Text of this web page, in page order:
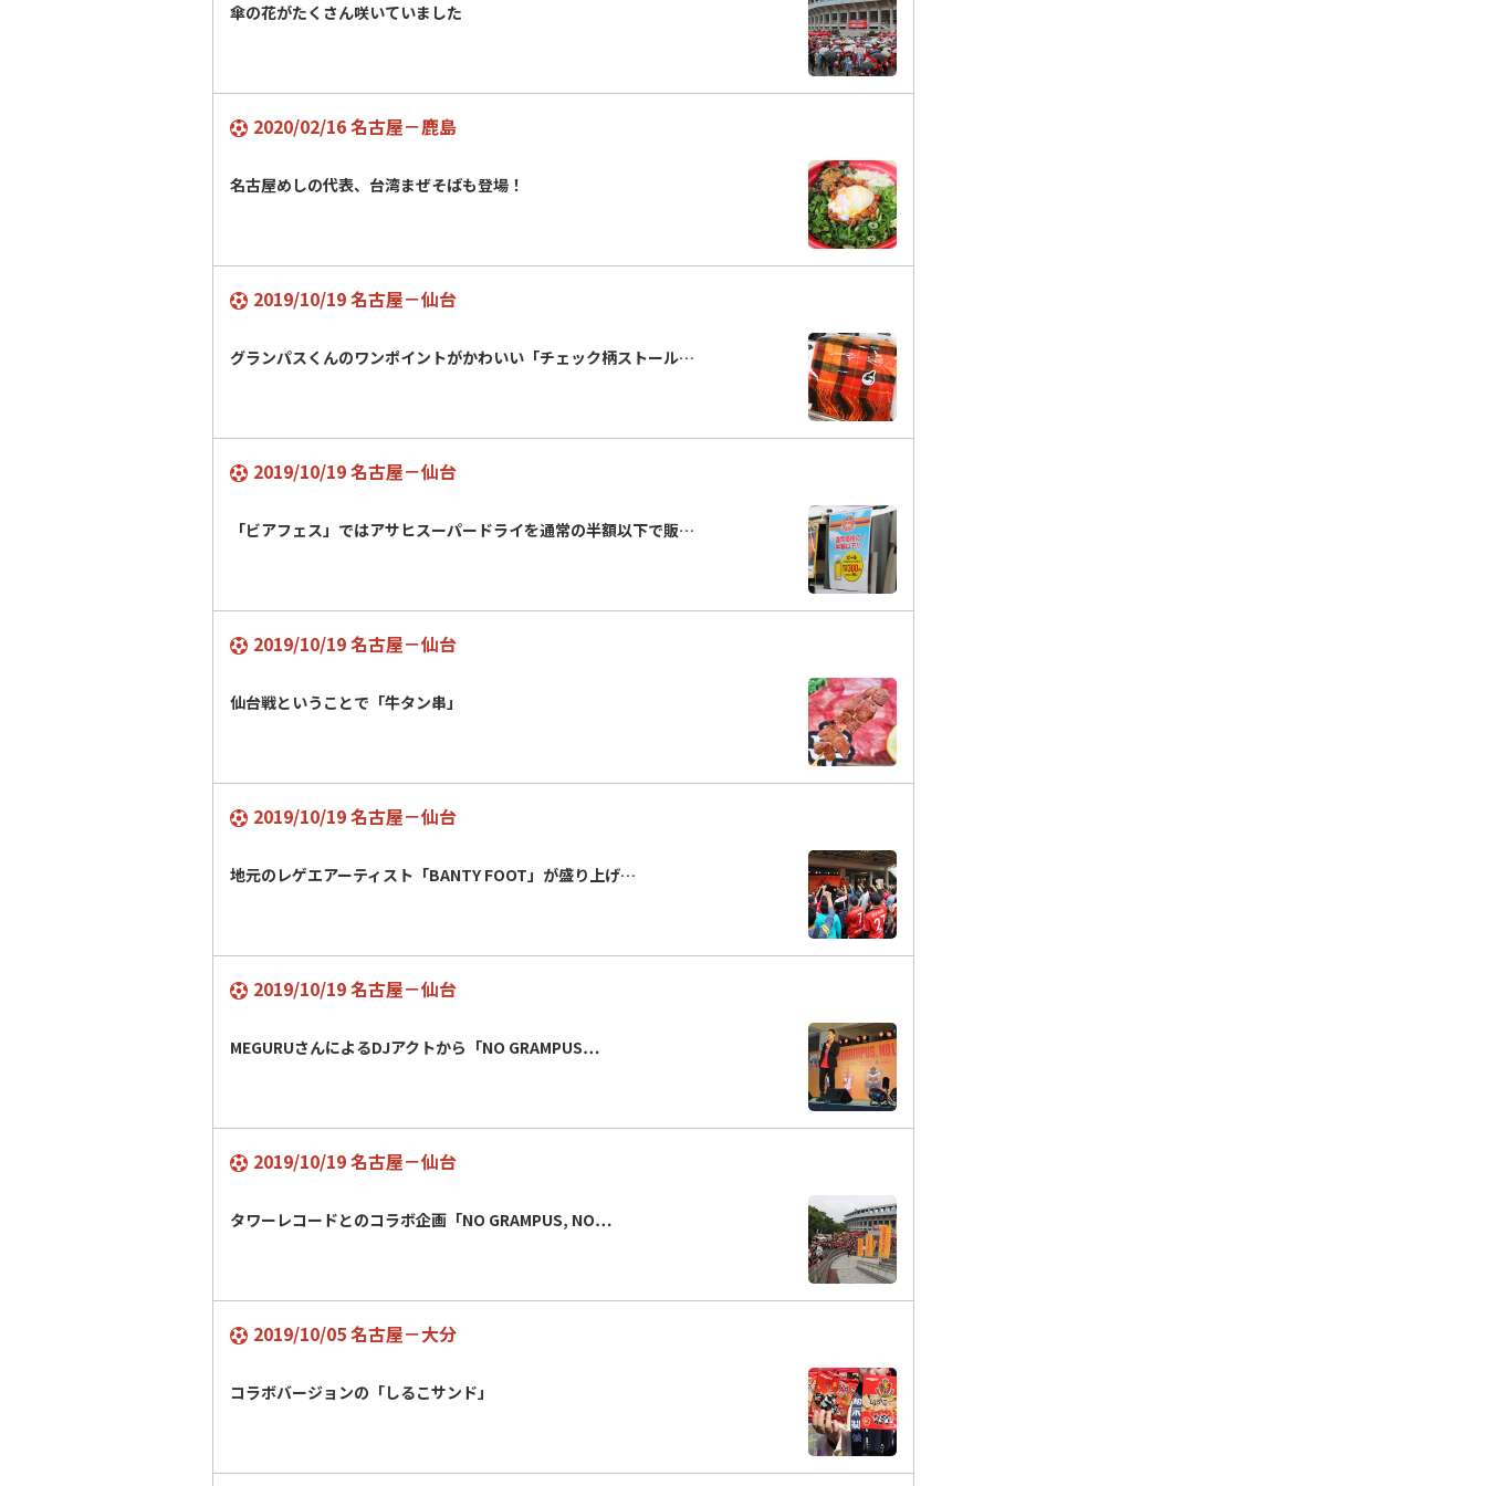
傘の花がたくさん咲いていました
2020/02/16 名古屋－鹿島
名古屋めしの代表、台湾まぜそばも登場！
2019/10/19 名古屋－仙台
グランパスくんのワンポイントがかわいい「チェック柄ストール…
2019/10/19 名古屋－仙台
「ビアフェス」ではアサヒスーパードライを通常の半額以下で販…
2019/10/19 名古屋－仙台
仙台戦ということで「牛タン串」
2019/10/19 名古屋－仙台
地元のレゲエアーティスト「BANTY FOOT」が盛り上げ…
2019/10/19 名古屋－仙台
MEGURUさんによるDJアクトから「NO GRAMPUS…
2019/10/19 名古屋－仙台
タワーレコードとのコラボ企画「NO GRAMPUS, NO…
2019/10/05 名古屋－大分
コラボバージョンの「しるこサンド」